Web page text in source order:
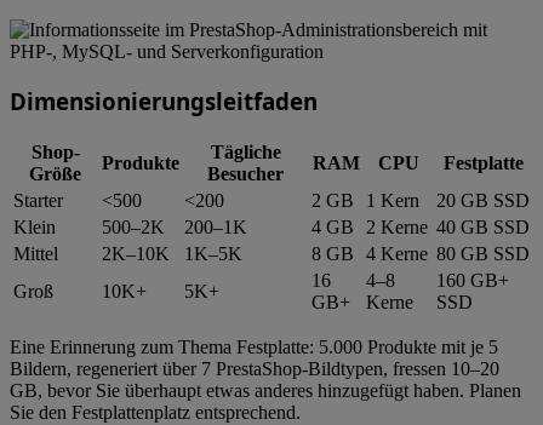
Dimensionierungsleitfaden
Shop-
Größe
Produkte
Tägliche
Besucher
RAM CPU
Festplatte
Starter
<500 <200 2 GB 1 Kern
20 GB SSD
Klein
500–2K 200–1K 4 GB 2 Kerne 40 GB SSD
Mittel
2K–10K 1K–5K 8 GB 4 Kerne 80 GB SSD
Groß
10K+ 5K+
16
GB+
4–8
Kerne
160 GB+
SSD
Eine Erinnerung zum Thema Festplatte: 5.000 Produkte mit je 5
Bildern, regeneriert über 7 PrestaShop-Bildtypen, fressen 10–20
GB, bevor Sie überhaupt etwas anderes hinzugefügt haben. Planen
Sie den Festplattenplatz entsprechend.